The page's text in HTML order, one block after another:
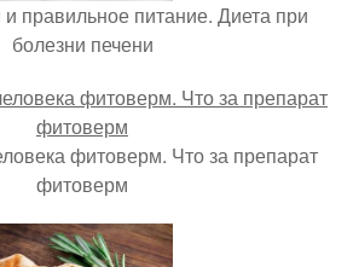
правильное питание. Диета при
болезни печени
фитоверм. Что за препарат
фитоверм